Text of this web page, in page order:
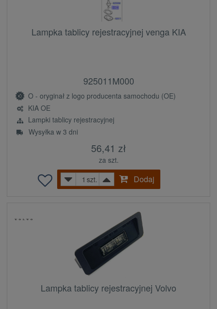
Lampka tablicy rejestracyjnej venga KIA
925011M000
O - oryginał z logo producenta samochodu (OE)
KIA OE
Lampki tablicy rejestracyjnej
Wysyłka w 3 dni
56,41 zł
za szt.
szt.
Dodaj
Lampka tablicy rejestracyjnej Volvo